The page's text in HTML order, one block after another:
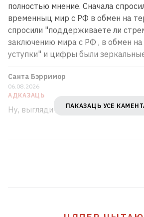
полностью мнение. Сначала
временныц мир с РФ в обмен на
спросили "поддерживаете ли
заключению мира с РФ , в обмен
уступки" и цифры были
Санта Бэрримор
06.08.2026
АДКАЗАЦЬ
Ну, выглядит правдоподобно.
ПАКАЗАЦЬ УСЕ